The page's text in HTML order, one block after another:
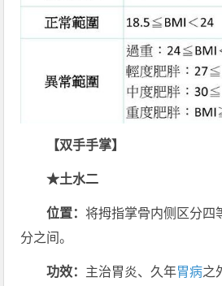
【双手手掌】
★土水二
位置：将拇指掌骨内侧区分四
分之间。
功效： 主治胃炎、久年胃病之